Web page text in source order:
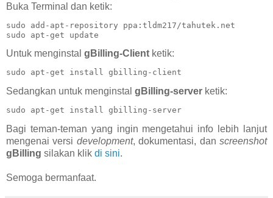
Buka Terminal dan ketik:
sudo add-apt-repository ppa:tldm217/tahutek.net
sudo apt-get update
Untuk menginstal gBilling-Client ketik:
sudo apt-get install gbilling-client
Sedangkan untuk menginstal gBilling-server ketik:
sudo apt-get install gbilling-server
Bagi teman-teman yang ingin mengetahui info lebih lanjut
mengenai versi development, dokumentasi, danscreenshot
gBilling silakan klik di sini.
Semoga bermanfaat.